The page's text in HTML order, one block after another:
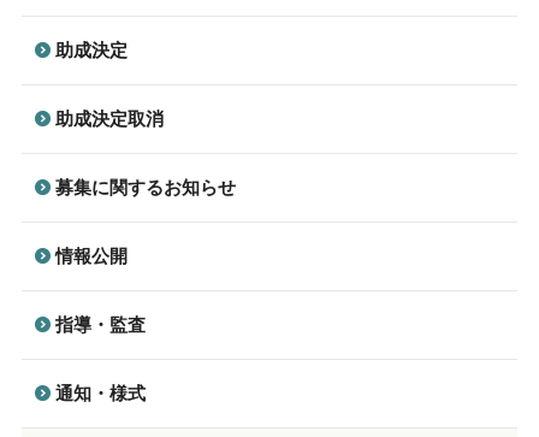
助成決定
助成決定取消
募集に関するお知らせ
情報公開
指導・監査
通知・様式